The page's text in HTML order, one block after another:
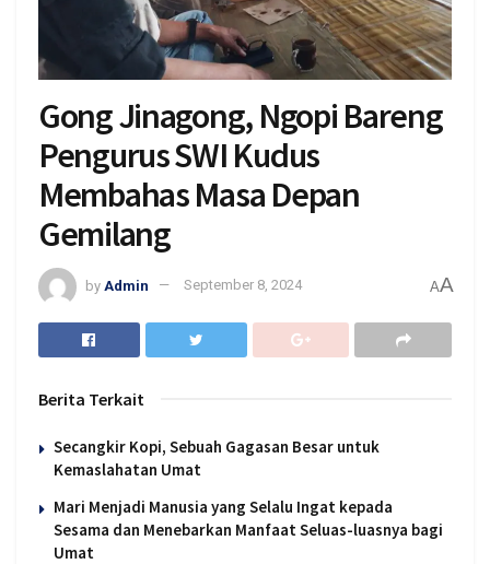
Gong Jinagong, Ngopi Bareng
Pengurus SWI Kudus
Membahas Masa Depan
Gemilang
by Admin September 8, 2024 AA
Berita Terkait
Secangkir Kopi, Sebuah Gagasan Besar untuk
Kemaslahatan Umat
Mari Menjadi Manusia yang Selalu Ingat kepada
Sesama dan Menebarkan Manfaat Seluas-luasnya bagi
Umat